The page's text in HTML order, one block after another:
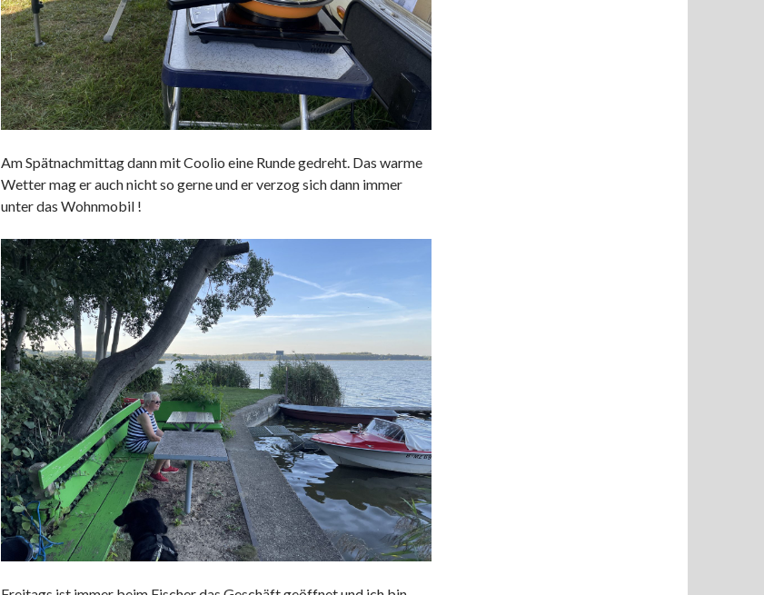
Am Spätnachmittag dann mit Coolio eine Runde gedreht. Das warme
Wetter mag er auch nicht so gerne und er verzog sich dann immer
unter das Wohnmobil !